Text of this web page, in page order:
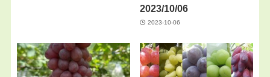
2023/10/06
2023-10-06